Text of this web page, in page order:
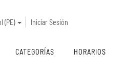
(PE) Iniciar Sesión
CATEGORÍAS HORARIOS